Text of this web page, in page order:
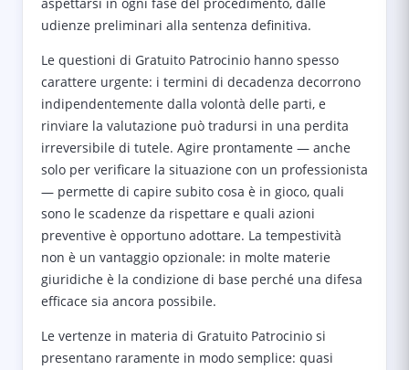
udienze preliminari alla sentenza definitiva.
Le questioni di Gratuito Patrocinio hanno spesso
carattere urgente: i termini di decadenza decorrono
indipendentemente dalla volontà delle parti, e
rinviare la valutazione può tradursi in una perdita
irreversibile di tutele. Agire prontamente — anche
solo per verificare la situazione con un professionista
— permette di capire subito cosa è in gioco, quali
sono le scadenze da rispettare e quali azioni
preventive è opportuno adottare. La tempestività
non è un vantaggio opzionale: in molte materie
giuridiche è la condizione di base perché una difesa
efficace sia ancora possibile.
Le vertenze in materia di Gratuito Patrocinio si
presentano raramente in modo semplice: quasi